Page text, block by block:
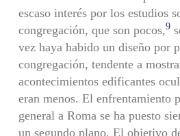
escaso interés por los estudios
congregación, que son pocos,9
vez haya habido un diseño por
congregación, tendente a
acontecimientos edi­ficantes
eran menos. El enfrentamiento
general a Roma se ha puesto
un segundo plano. El objetivo